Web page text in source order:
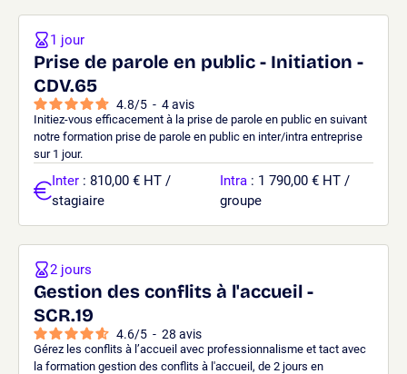
Prise de parole en public - Initiation -
CDV.65
4.8/5 - 4avis
Initiez-vous efficacement à la prise de parole en public en suivant
notre formation prise de parole en public en inter/intra entreprise
sur 1 jour.
1 jour
Inter : 810,00 € HT /
stagiaire
Intra : 1 790,00 € HT /
groupe
Gestion des conflits à l'accueil -
SCR.19
4.6/5 - 28 avis
Gérez les conflits à l’accueil avec professionnalisme et tact avec
la formation gestion des conflits à l'accueil, de 2 jours en
2 jours